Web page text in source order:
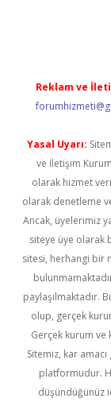
Reklam ve
Yasal Uyarı:
ve İletişim
olarak hizmet
olarak denetleme
Ancak, üyelerimiz
siteye üye olarak
sitesi, herhangi bir
paylaşılmaktadır.
olup, gerçek
Gerçek kurum
Sitemiz, kar
platformudur.
düşündüğünüz